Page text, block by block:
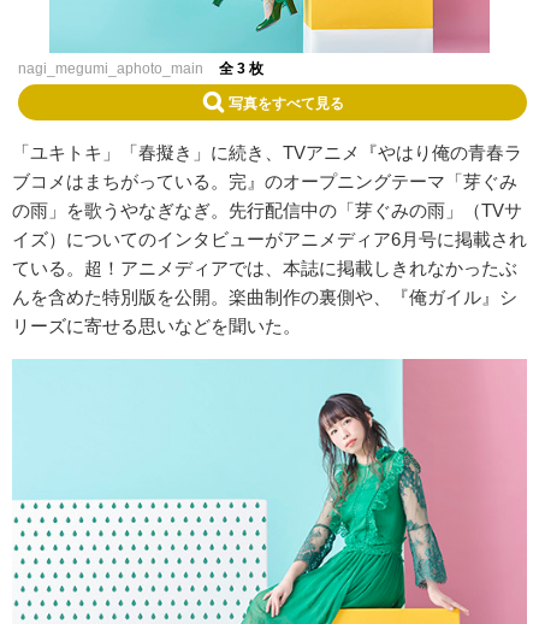
nagi_megumi_aphoto_main 全 3 枚
写真をすべて見る
「ユキトキ」「春擬き」に続き、TVアニメ『やはり俺の青春ラ
ブコメはまちがっている。完』のオープニングテーマ「芽ぐみ
の雨」を歌うやなぎなぎ。先行配信中の「芽ぐみの雨」（TVサ
イズ）についてのインタビューがアニメディア6月号に掲載され
ている。超！アニメディアでは、本誌に掲載しきれなかったぶ
んを含めた特別版を公開。楽曲制作の裏側や、『俺ガイル』シ
リーズに寄せる思いなどを聞いた。